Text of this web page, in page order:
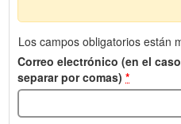
Los campos obligatorios están
Correo electrónico (en el
separar por comas) *